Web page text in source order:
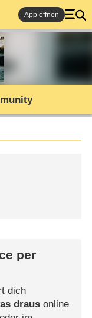
App öffnen
per
dich
drausonline